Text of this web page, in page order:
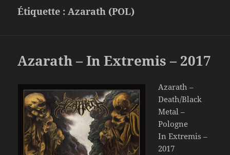
Étiquette :Azarath (POL)
Azarath – In Extremis – 2017
Azarath –
Death/Black
Metal –
Pologne
In Extremis –
2017